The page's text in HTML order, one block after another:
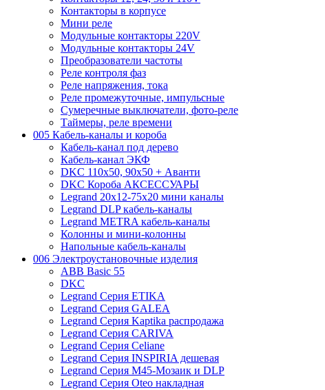
Контакторы в корпусе
Мини реле
Модульные контакторы 220V
Модульные контакторы 24V
Преобразователи частоты
Реле контроля фаз
Реле напряжения, тока
Реле промежуточные, импульсные
Сумеречные выключатели, фото-реле
Таймеры, реле времени
005 Кабель-каналы и короба
Кабель-канал под дерево
Кабель-канал ЭКФ
DKC 110х50, 90х50 + Аванти
DKC Короба АКСЕССУАРЫ
Legrand 20х12-75х20 мини каналы
Legrand DLP кабель-каналы
Legrand METRA кабель-каналы
Колонны и мини-колонны
Напольные кабель-каналы
006 Электроустановочные изделия
ABB Basic 55
DKC
Legrand Серия ETIKA
Legrand Серия GALEA
Legrand Серия Kaptika распродажа
Legrand Серия CARIVA
Legrand Серия Celiane
Legrand Серия INSPIRIA дешевая
Legrand Серия M45-Мозаик и DLP
Legrand Серия Oteo накладная